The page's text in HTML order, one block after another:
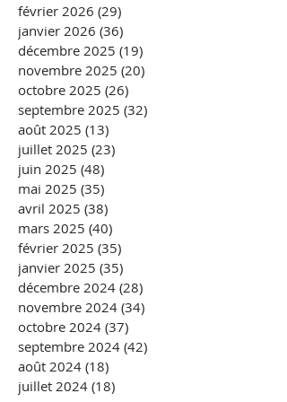
février 2026 (29)
janvier 2026 (36)
décembre 2025 (19)
novembre 2025 (20)
octobre 2025 (26)
septembre 2025 (32)
août 2025 (13)
juillet 2025 (23)
juin 2025 (48)
mai 2025 (35)
avril 2025 (38)
mars 2025 (40)
février 2025 (35)
janvier 2025 (35)
décembre 2024 (28)
novembre 2024 (34)
octobre 2024 (37)
septembre 2024 (42)
août 2024 (18)
juillet 2024 (18)